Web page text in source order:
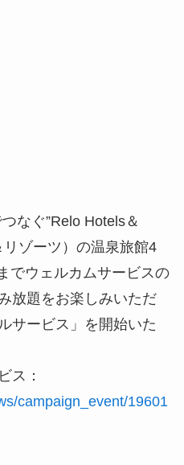
なぐ”Relo Hotels＆
ゾーツ）の温泉旅館4
でウェルカムサービスの
放題をお楽しみいただ
サービス」を開始いた
ス：
campaign_event/19601